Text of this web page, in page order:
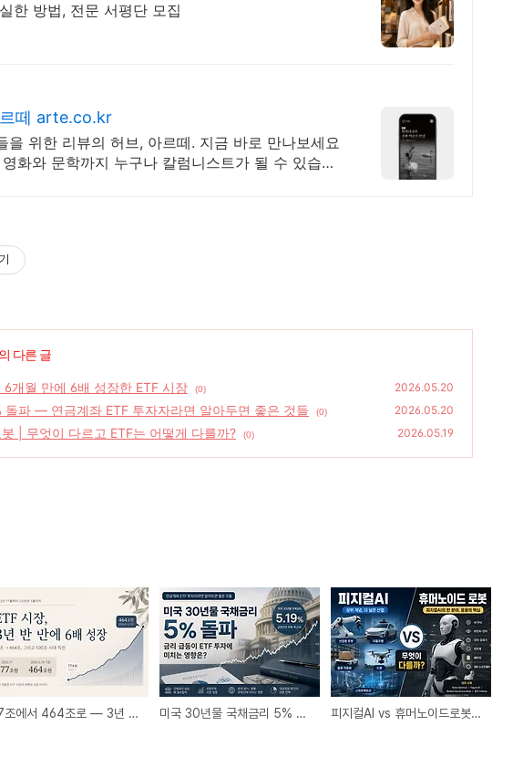
한 방법, 전문 서평단 모집
떼 arte.co.kr
을 위한 리뷰의 허브, 아르떼. 지금 바로 만나보세요
화와 문학까지 누구나 칼럼니스트가 될 수 있습니
다른 글
개월 만에 6배 성장한 ETF 시장 (0) 2026.05.20
파 — 연금계좌 ETF 투자자라면 알아두면 좋은 것들 (0) 2026.05.20
| 무엇이 다르고 ETF는 어떻게 다를까? (0) 2026.05.19
77조에서 464조로 — 3년 6개월 만에 6배 성장한 ETF 시장 미국 30년물 국채금리 5% 돌파 — 연금계좌 ETF 투자자라면 알아두면 좋은 것들 피지컬AI vs 휴머노이드로봇 | 무엇이 다르고 ETF는 어떻게 다를까?